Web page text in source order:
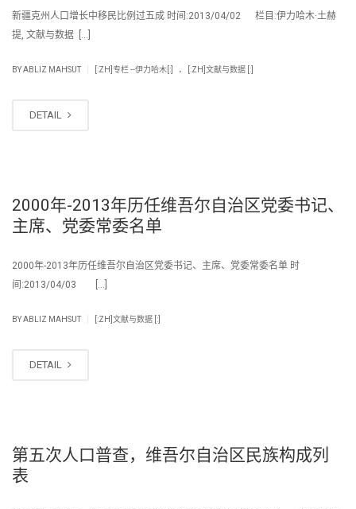
新疆克州人口增长中移民比例过五成 时间:2013/04/02 栏目:伊力哈木·土赫
提, 文献与数据 […]
BYABLIZ MAHSUT [:ZH]专栏 --伊力哈木[:] . [:ZH]文献与数据 [:]
DETAIL
2000年-2013年历任维吾尔自治区党委书记、
主席、党委常委名单
2000年-2013年历任维吾尔自治区党委书记、主席、党委常委名单 时
间:2013/04/03 […]
BYABLIZ MAHSUT [:ZH]文献与数据 [:]
DETAIL
第五次人口普查，维吾尔自治区民族构成列
表